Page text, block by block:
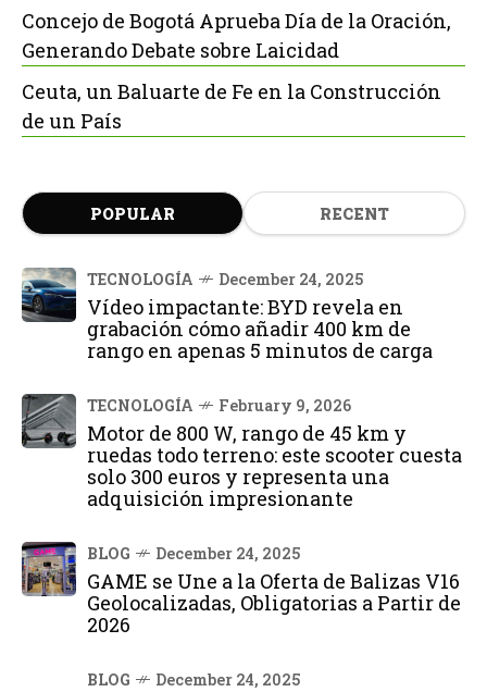
Concejo de Bogotá Aprueba Día de la Oración,
Generando Debate sobre Laicidad
Ceuta, un Baluarte de Fe en la Construcción
de un País
POPULAR RECENT
TECNOLOGÍA December 24, 2025
Vídeo impactante: BYD revela en
grabación cómo añadir 400 km de
rango en apenas 5 minutos de carga
TECNOLOGÍA February 9, 2026
Motor de 800 W, rango de 45 km y
ruedas todo terreno: este scooter cuesta
solo 300 euros y representa una
adquisición impresionante
BLOG December 24, 2025
GAME se Une a la Oferta de Balizas V16
Geolocalizadas, Obligatorias a Partir de
2026
BLOG December 24, 2025